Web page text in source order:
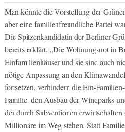
Man könnte die Vorstellung der
aber eine familienfreundliche Partei
Die Spitzenkandidatin der Berliner
bereits erklärt: „Die Wohnungsnot in
Einfamilienhäuser und sie sind auch
nötige Anpassung an den
fortsetzen, verhindern die Ein-
Familie, den Ausbau der Windparks
der durch Subventionen
Millionäre im Weg stehen. Statt